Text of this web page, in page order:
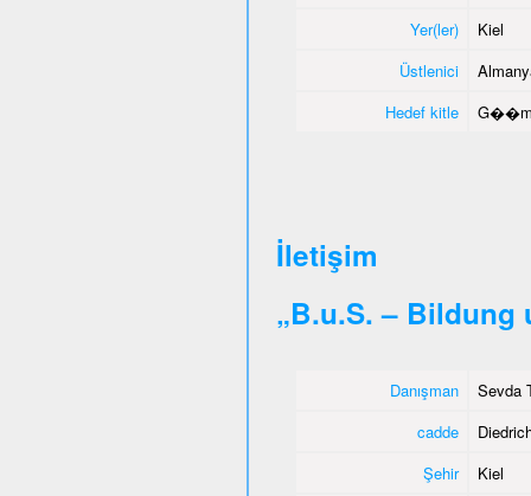
Yer(ler)
Kiel
Üstlenici
Hedef kitle
İletişim
„B.u.S. – Bildung
Danışman
Sevda
cadde
Şehir
Kiel